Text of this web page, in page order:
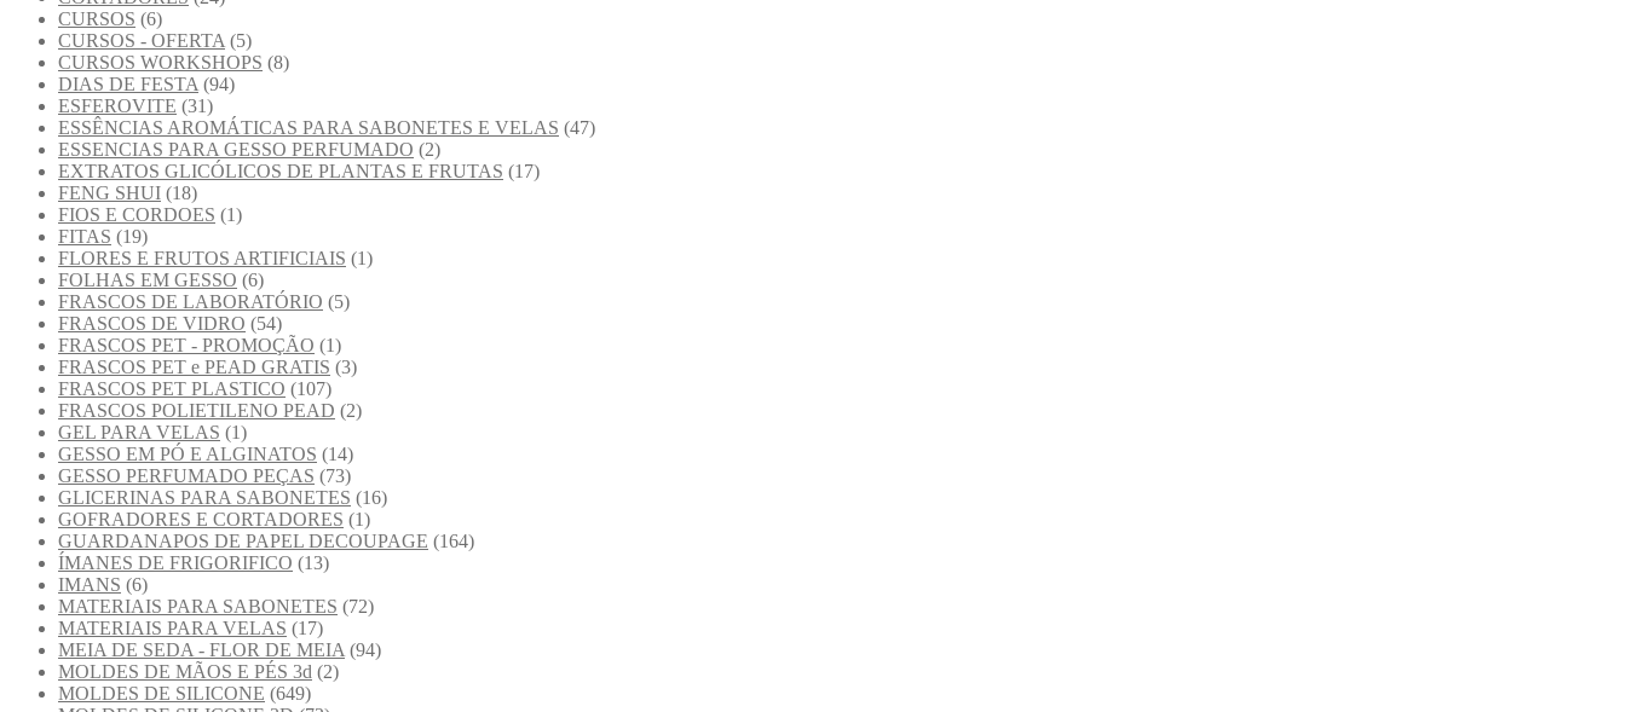
CURSOS (6)
CURSOS - OFERTA (5)
CURSOS WORKSHOPS (8)
DIAS DE FESTA (94)
ESFEROVITE (31)
ESSÊNCIAS AROMÁTICAS PARA SABONETES E VELAS (47)
ESSENCIAS PARA GESSO PERFUMADO (2)
EXTRATOS GLICÓLICOS DE PLANTAS E FRUTAS (17)
FENG SHUI (18)
FIOS E CORDOES (1)
FITAS (19)
FLORES E FRUTOS ARTIFICIAIS (1)
FOLHAS EM GESSO (6)
FRASCOS DE LABORATÓRIO (5)
FRASCOS DE VIDRO (54)
FRASCOS PET - PROMOÇÃO (1)
FRASCOS PET e PEAD GRATIS (3)
FRASCOS PET PLASTICO (107)
FRASCOS POLIETILENO PEAD (2)
GEL PARA VELAS (1)
GESSO EM PÓ E ALGINATOS (14)
GESSO PERFUMADO PEÇAS (73)
GLICERINAS PARA SABONETES (16)
GOFRADORES E CORTADORES (1)
GUARDANAPOS DE PAPEL DECOUPAGE (164)
ÍMANES DE FRIGORIFICO (13)
IMANS (6)
MATERIAIS PARA SABONETES (72)
MATERIAIS PARA VELAS (17)
MEIA DE SEDA - FLOR DE MEIA (94)
MOLDES DE MÃOS E PÉS 3d (2)
MOLDES DE SILICONE (649)